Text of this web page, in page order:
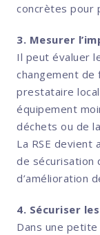
concrètes pour
3. Mesurer
Il peut évaluer
changement de
prestataire
équipement
déchets ou de
La RSE devient
de sécurisation
d’amélioration
4. Sécuriser
Dans une